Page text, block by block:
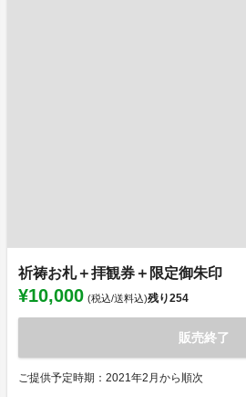
祈祷お札＋拝観券＋限定御朱印
¥10,000 (税込/送料込)残り254
販売終了
ご提供予定時期：2021年2月から順次